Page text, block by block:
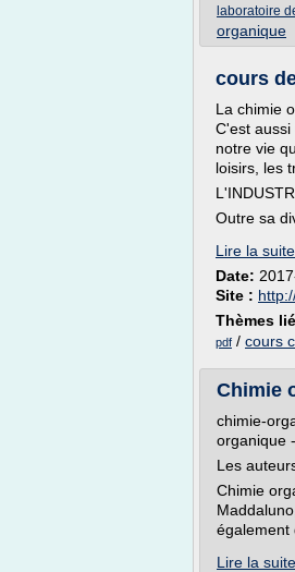
laboratoire
organique
cours
La chimie
C'est
notre vie
loisirs, les
Outre sa
Lire la suite
Date:
Site :
Thèmes
pdf / cours
Chimie
chimie-
organique
Les
Chimie
également
Lire la suite